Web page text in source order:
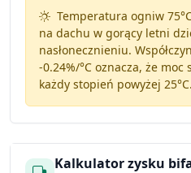
Temperatura ogniw
na dachu w gorący letni
nasłonecznieniu.
-0.24%/°Coznacza, że moc
każdy stopień powyżej 25°C.
Kalkulator zysku